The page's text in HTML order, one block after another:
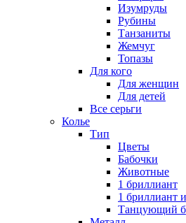
Изумруды
Рубины
Танзаниты
Жемчуг
Топазы
Для кого
Для женщин
Для детей
Все серьги
Колье
Тип
Цветы
Бабочки
Животные
1 бриллиант
1 бриллиант
Танцующий